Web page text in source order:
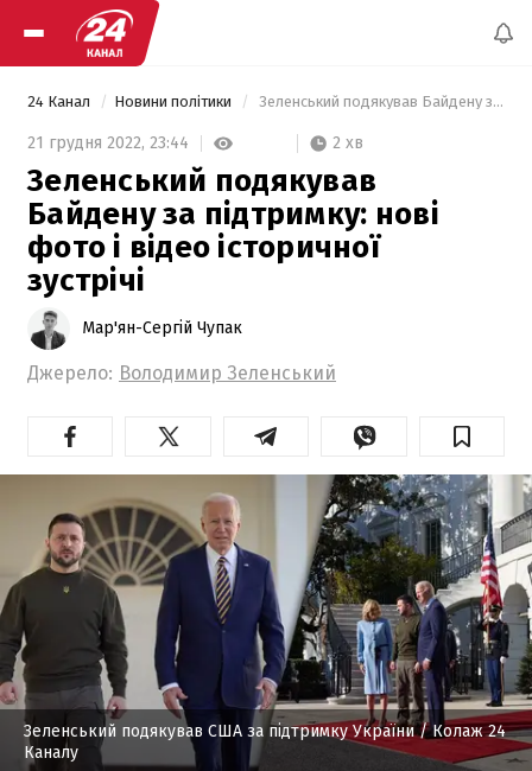
24 Канал Новини політики Зеленський подякував Байдену за підтримку: нові фото і відео історичної зустрічі
21 грудня 2022, 23:44 2 хв
Зеленський подякував
Байдену за підтримку: нові
фото і відео історичної
зустрічі
Мар'ян-Сергій Чупак
Джерело: Володимир Зеленський
Зеленський подякував США за підтримку України/ Колаж 24
Каналу